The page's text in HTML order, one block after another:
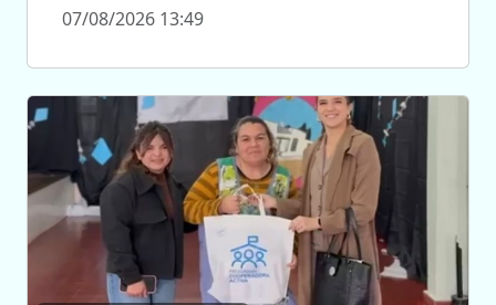
07/08/2026 13:49